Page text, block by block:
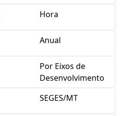
Hora
Anual
Por Eixos de
Desenvolvimento
SEGES/MT